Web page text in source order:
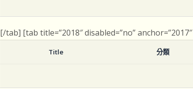
[/tab] [tab title=”2018″ disabled=”no”
Title 分類